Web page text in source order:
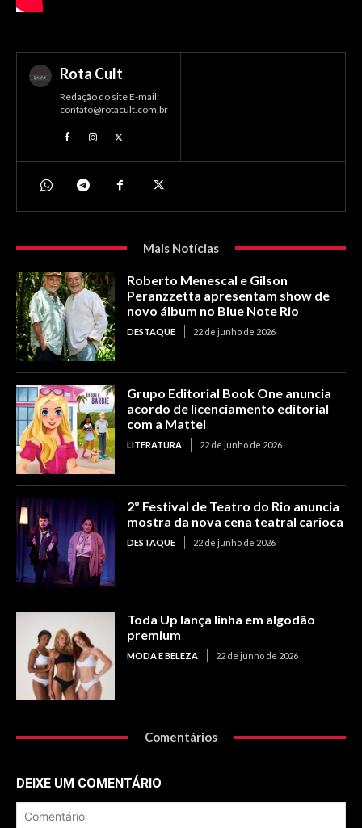
Rota Cult
Redação do site E-mail:
contato@rotacult.com.br
Mais Notícias
Roberto Menescal e Gilson
Peranzzetta apresentam show de
novo álbum no Blue Note Rio
DESTAQUE 22 de junho de 2026
Grupo Editorial Book One anuncia
acordo de licenciamento editorial
com a Mattel
LITERATURA 22 de junho de 2026
2º Festival de Teatro do Rio anuncia
mostra da nova cena teatral carioca
DESTAQUE 22 de junho de 2026
Toda Up lança linha em algodão
premium
MODA E BELEZA 22 de junho de 2026
Comentários
DEIXE UM COMENTÁRIO